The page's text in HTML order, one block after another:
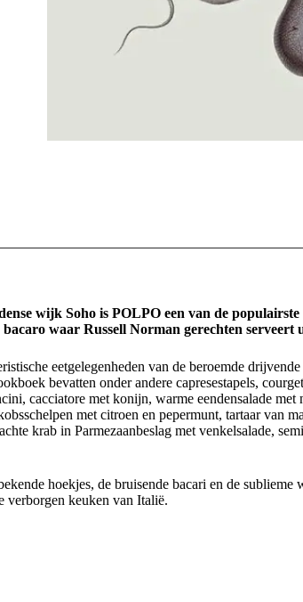
wijk Soho is POLPO een van de
waar Russell Norman gerechten serveert
eetgelegenheden van de beroemde
bevatten onder andere capresestapels,
cacciatore met konijn, warme eendensalade met
met citroen en pepermunt, tartaar van
krab in Parmezaanbeslag met venkelsalade,
hoekjes, de bruisende bacari en de sublieme
verborgen keuken van Italië.